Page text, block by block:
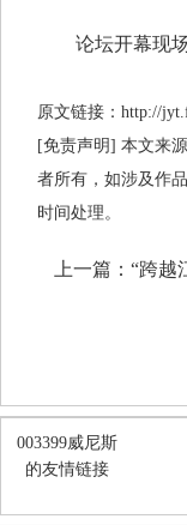
论坛开幕现
原文链接：http://
[免责声明] 本文来
者所有，如涉及作
时间处理。
上一篇： “跨越
003399威尼斯
的友情链接